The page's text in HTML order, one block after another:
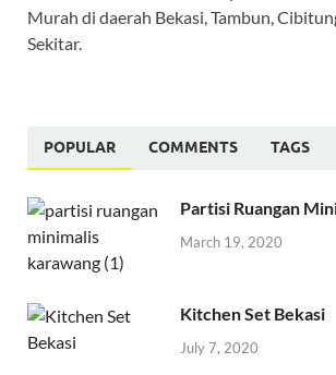
Murah di daerah Bekasi, Tambun,
Sekitar.
POPULAR COMMENTS TAGS
Partisi Ruangan
March 19, 2020
Kitchen Set Bekasi
July 7, 2020